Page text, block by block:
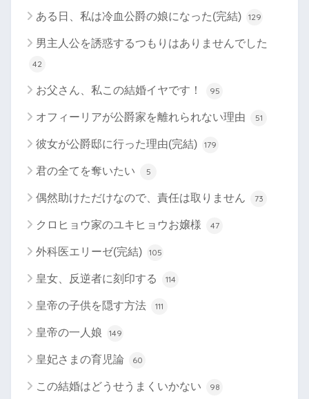
ある日、私は冷血公爵の娘になった(完結) 129
男主人公を誘惑するつもりはありませんでした
42
お父さん、私この結婚イヤです！ 95
オフィーリアが公爵家を離れられない理由 51
彼女が公爵邸に行った理由(完結) 179
君の全てを奪いたい 5
偶然助けただけなので、責任は取りません 73
クロヒョウ家のユキヒョウお嬢様 47
外科医エリーゼ(完結) 105
皇女、反逆者に刻印する 114
皇帝の子供を隠す方法 111
皇帝の一人娘 149
皇妃さまの育児論 60
この結婚はどうせうまくいかない 98